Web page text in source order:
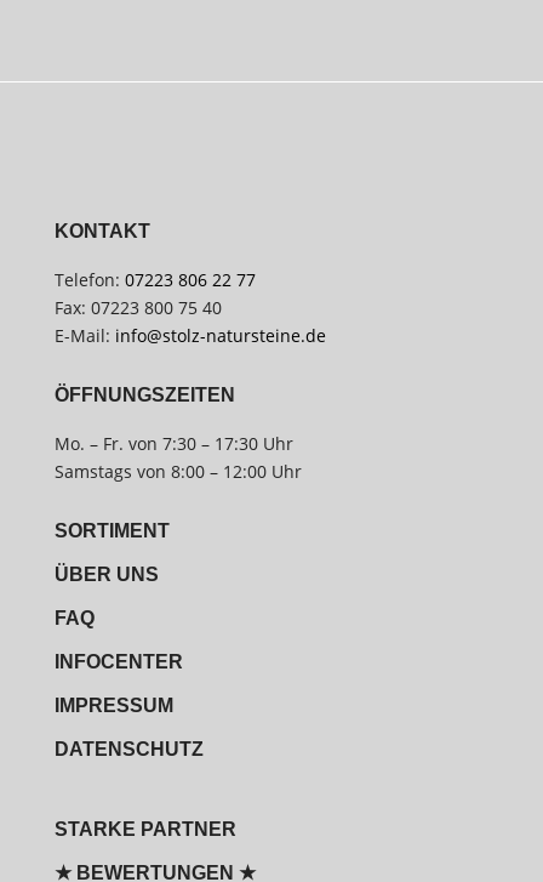
KONTAKT
Telefon: 07223 806 22 77
Fax: 07223 800 75 40
E-Mail: info@stolz-natursteine.de
ÖFFNUNGSZEITEN
Mo. – Fr. von 7:30 – 17:30 Uhr
Samstags von 8:00 – 12:00 Uhr
SORTIMENT
ÜBER UNS
FAQ
INFOCENTER
IMPRESSUM
DATENSCHUTZ
STARKE PARTNER
★ BEWERTUNGEN ★